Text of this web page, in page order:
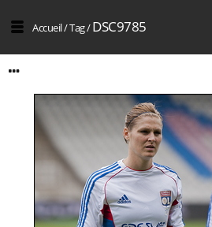
Accueil/Tag/DSC9785